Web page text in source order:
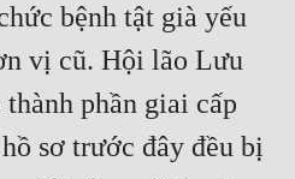
bệnh tật già yếu
vị cũ. Hội lão Lưu
phần giai cấp
sơ trước đây đều bị